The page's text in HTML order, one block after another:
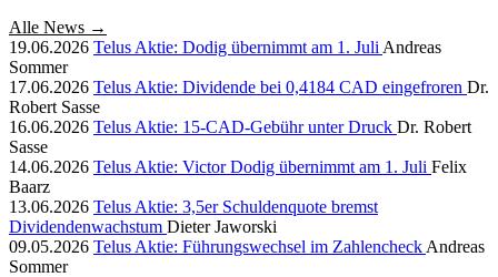
Alle News →
19.06.2026 Telus Aktie: Dodig übernimmt am 1. Juli Andreas
Sommer
17.06.2026 Telus Aktie: Dividende bei 0,4184 CAD eingefroren Dr.
Robert Sasse
16.06.2026 Telus Aktie: 15-CAD-Gebühr unter Druck Dr. Robert
Sasse
14.06.2026 Telus Aktie: Victor Dodig übernimmt am 1. Juli Felix
Baarz
13.06.2026 Telus Aktie: 3,5er Schuldenquote bremst
Dividendenwachstum Dieter Jaworski
09.05.2026 Telus Aktie: Führungswechsel im Zahlencheck Andreas
Sommer